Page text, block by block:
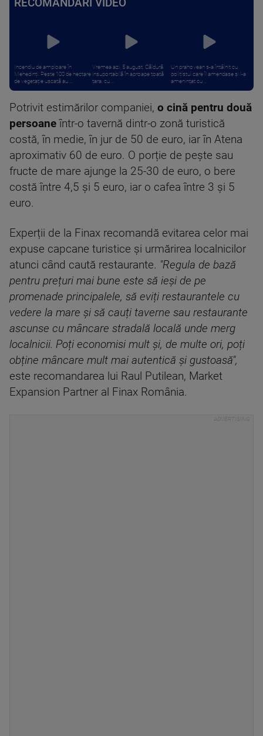
RECOMANDĂRI VIDEO
Incendiu de amploare în
Mehedinți. Peste 100 de hectare
de vegetație uscată au ...
Vremea azi, 5 august. Căldură
insuportabilă în aproape toată
țara, cu ...
Un prahovean s-a întâlnit cu
polițistul care îl amendase și l-a
amenințat cu ...
Potrivit estimărilor companiei, o cină pentru două
persoaneîntr-o tavernă dintr-o zonă turistică
costă, în medie, în jur de 50 de euro, iar în Atena
aproximativ 60 de euro. O porție de pește sau
fructe de mare ajunge la 25-30 de euro, o bere
costă între 4,5 și 5 euro, iar o cafea între 3 și 5
euro.
Experții de la Finax recomandă evitarea celor mai
expuse capcane turistice și urmărirea localnicilor
atunci când caută restaurante. "Regula de bază
pentru prețuri mai bune este să ieși de pe
promenade principalele, să eviți restaurantele cu
vedere la mare și să cauți taverne sau restaurante
ascunse cu mâncare stradală locală unde merg
localnicii. Poți economisi mult și, de multe ori, poți
obține mâncare mult mai autentică și gustoasă",
este recomandarea lui Raul Putilean, Market
Expansion Partner al Finax România.